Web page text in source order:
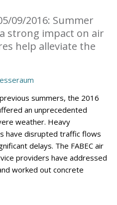
09/2016: Summer
strong impact on air
help alleviate the
summers, the 2016
an unprecedented
weather. Heavy
have disrupted traffic flows
delays. The FABEC air
providers have addressed
worked out concrete